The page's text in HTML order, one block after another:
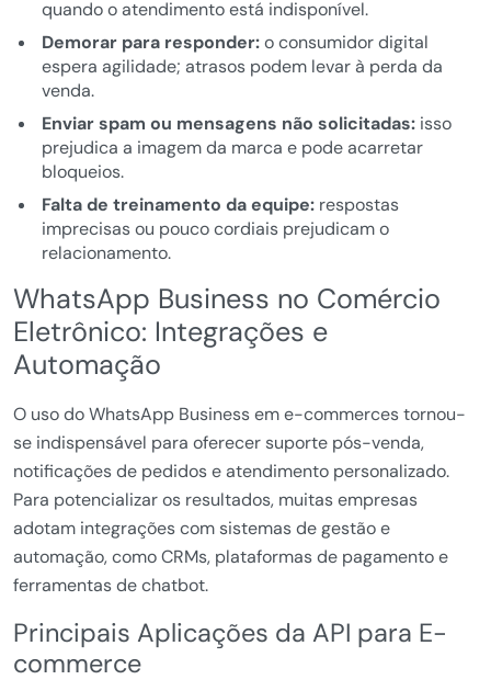
quando o atendimento está indisponível.
Demorar para responder:o consumidor digital
espera agilidade; atrasos podem levar à perda da
venda.
Enviar spam ou mensagens não solicitadas:isso
prejudica a imagem da marca e pode acarretar
bloqueios.
Falta de treinamento da equipe:respostas
imprecisas ou pouco cordiais prejudicam o
relacionamento.
WhatsApp Business no Comércio
Eletrônico: Integrações e
Automação
O uso do WhatsApp Business em e-commerces tornou-
se indispensável para oferecer suporte pós-venda,
notificações de pedidos e atendimento personalizado.
Para potencializar os resultados, muitas empresas
adotam integrações com sistemas de gestão e
automação, como CRMs, plataformas de pagamento e
ferramentas de chatbot.
Principais Aplicações da API para E-
commerce